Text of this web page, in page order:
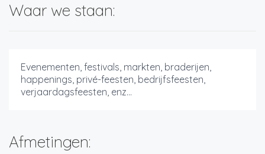
Waar we staan:
Evenementen, festivals, markten, braderijen,
happenings, privé-feesten, bedrijfsfeesten,
verjaardagsfeesten, enz...
Afmetingen: